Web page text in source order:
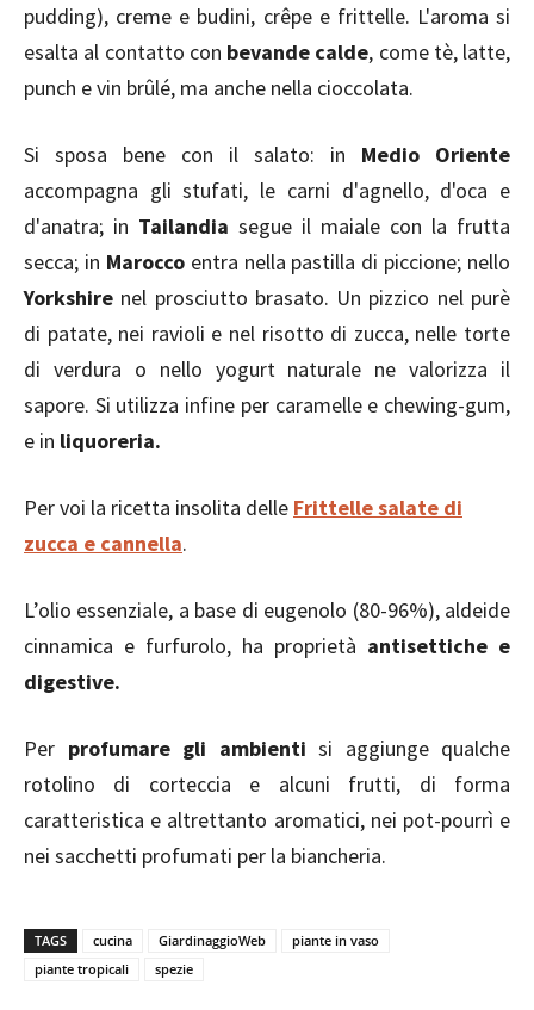
pudding), creme e budini, crêpe e frittelle. L'aroma si
esalta al contatto con bevande calde, come tè, latte,
punch e vin brûlé, ma anche nella cioccolata.
Si sposa bene con il salato: in Medio Oriente
accompagna gli stufati, le carni d'agnello, d'oca e
d'anatra; in Tailandia segue il maiale con la frutta
secca; in Maroccoentra nella pastilla di piccione; nello
Yorkshire nel prosciutto brasato. Un pizzico nel purè
di patate, nei ravioli e nel risotto di zucca, nelle torte
di verdura o nello yogurt naturale ne valorizza il
sapore. Si utilizza infine per caramelle e chewing-gum,
e in liquoreria.
Per voi la ricetta insolita delle Frittelle salate di
zucca e cannella.
L’olio essenziale, a base di eugenolo (80-96%), aldeide
cinnamica e furfurolo, ha proprietà antisettiche e
digestive.
Per profumare gli ambienti si aggiunge qualche
rotolino di corteccia e alcuni frutti, di forma
caratteristica e altrettanto aromatici, nei pot-pourrì e
nei sacchetti profumati per la biancheria.
TAGS cucina GiardinaggioWeb
piante in vaso
piante tropicali
spezie